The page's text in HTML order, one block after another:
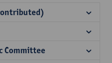
Committee